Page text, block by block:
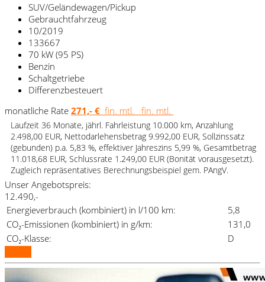
SUV/Geländewagen/Pickup
Gebrauchtfahrzeug
10/2019
133667
70 kW (95 PS)
Benzin
Schaltgetriebe
Differenzbesteuert
monatliche Rate 271,- € fin. mtl. fin. mtl.
Laufzeit 36 Monate, jährl. Fahrleistung 10.000 km, Anzahlung
2.498,00 EUR, Nettodarlehensbetrag 9.992,00 EUR, Sollzinssatz
(gebunden) p.a. 5,83 %, effektiver Jahreszins 5,99 %, Gesamtbetrag
11.018,68 EUR, Schlussrate 1.249,00 EUR (Bonität vorausgesetzt).
Zugleich repräsentatives Berechnungsbeispiel gem. PAngV.
Unser Angebotspreis:
12.490,-
Energieverbrauch (kombiniert) in l/100 km:
5,8
CO₂-Emissionen (kombiniert) in g/km:
131,0
CO₂-Klasse:
D